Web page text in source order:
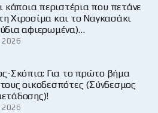
κάποια περιστέρια που πετάνε
Χιροσίμα και το Ναγκασάκι
αφιερωμένα)…
2026
Σκόπια: Για το πρώτο βήμα
οικοδεσπότες (Σύνδεσμος
2026